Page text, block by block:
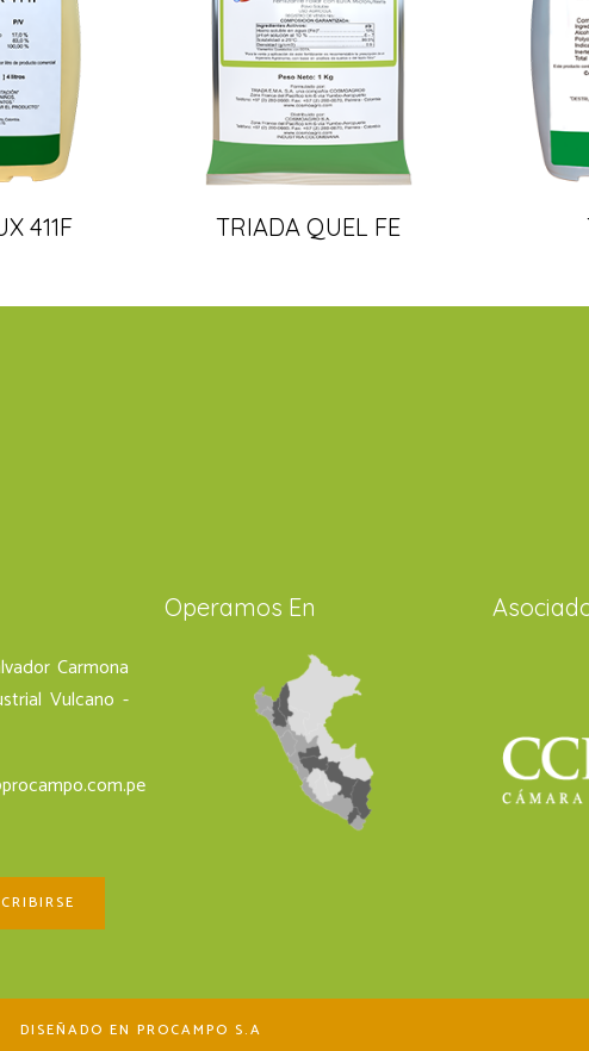
411F TRIADA QUEL FE
Carmona
Vulcano -
Operamos En
DISEÑADO EN PROCAMPO S.A